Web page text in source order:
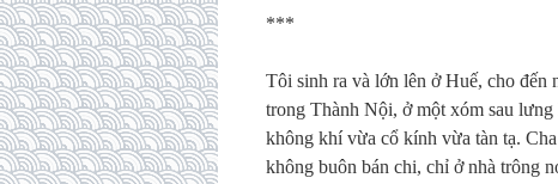
***
Tôi sinh ra và lớn lên ở Huế, cho đến
trong Thành Nội, ở một xóm sau
không khí vừa cổ kính vừa tàn tạ.
không buôn bán chi, chỉ ở nhà trông